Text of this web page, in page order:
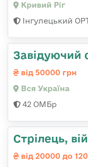
Кривий Ріг
Інгулецький
Завідуючий
від 50000 грн
Вся Україна
42 ОМБр
Стрілець,
від 20000 до